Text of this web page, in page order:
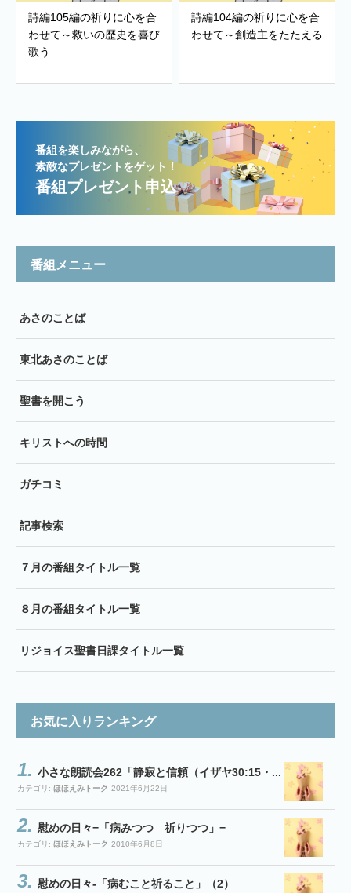
詩編105編の祈りに心を合
わせて～救いの歴史を喜び
歌う
詩編104編の祈りに心を合
わせて～創造主をたたえる
番組を楽しみながら、
素敵なプレゼントをゲット！
番組プレゼント申込
番組メニュー
あさのことば
東北あさのことば
聖書を開こう
キリストへの時間
ガチコミ
記事検索
７月の番組タイトル一覧
８月の番組タイトル一覧
リジョイス聖書日課タイトル一覧
お気に入りランキング
小さな朗読会262「静寂と信頼（イザヤ30:15・...
カテゴリ: ほほえみトーク 2021年6月22日
慰めの日々−「病みつつ 祈りつつ」−
カテゴリ: ほほえみトーク 2010年6月8日
慰めの日々-「病むこと祈ること」（2）